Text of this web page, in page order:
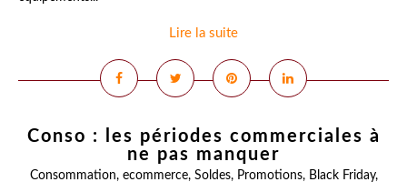
Lire la suite
Conso : les périodes commerciales à
ne pas manquer
Consommation, ecommerce, Soldes, Promotions, Black Friday,